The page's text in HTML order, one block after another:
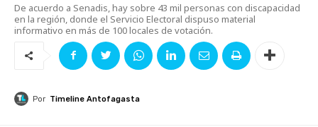
De acuerdo a Senadis, hay sobre 43 mil personas con discapacidad
en la región, donde el Servicio Electoral dispuso material
informativo en más de 100 locales de votación.
Por Timeline Antofagasta